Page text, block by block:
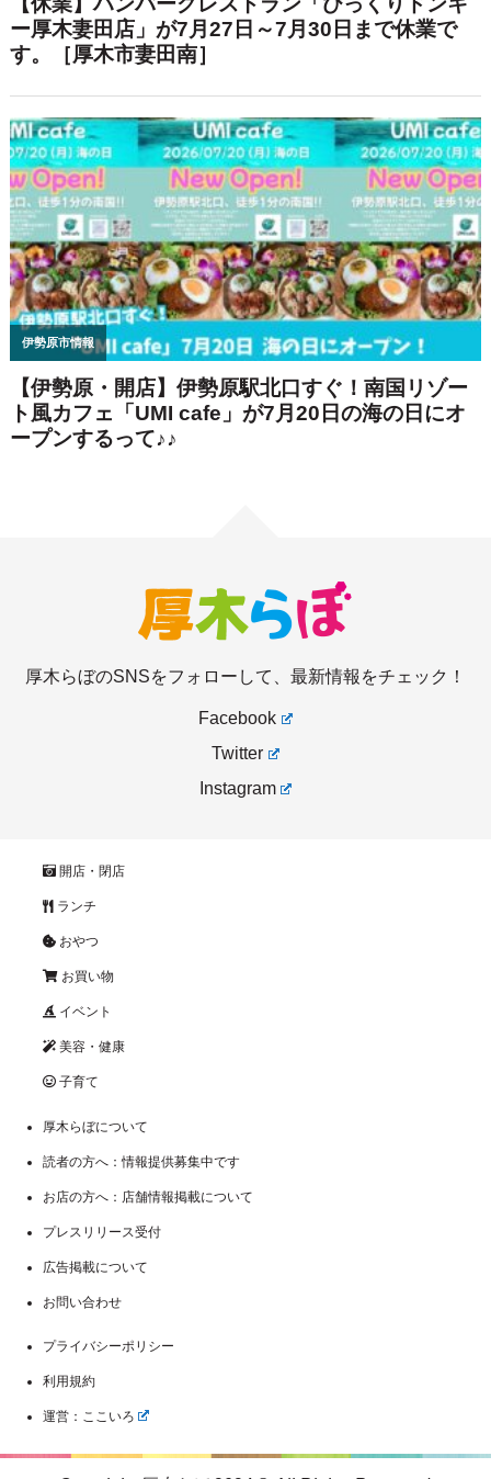
厚木らぼのSNSをフォローして、最新情報をチェック！
Facebook
Twitter
Instagram
開店・閉店
ランチ
おやつ
お買い物
イベント
美容・健康
子育て
厚木らぼについて
読者の方へ：情報提供募集中です
お店の方へ：店舗情報掲載について
プレスリリース受付
広告掲載について
お問い合わせ
プライバシーポリシー
利用規約
運営：ここいろ